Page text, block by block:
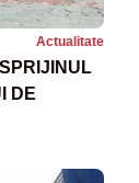
Actualitate
DE